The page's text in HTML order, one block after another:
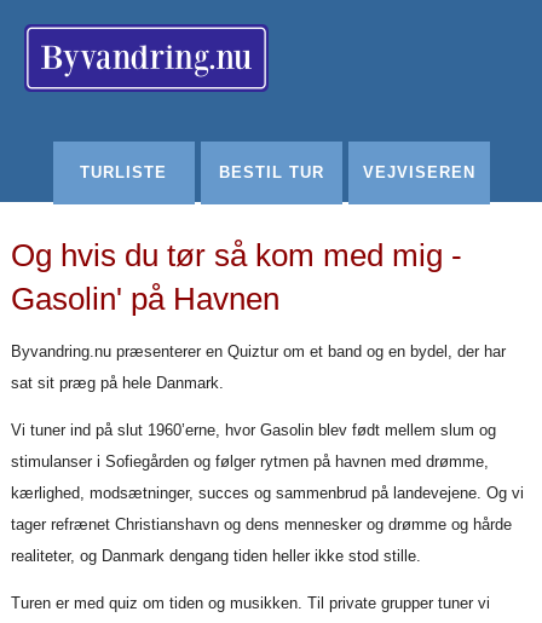
TURLISTE BESTIL TUR VEJVISEREN
Og hvis du tør så kom med mig -
Gasolin' på Havnen
Byvandring.nu præsenterer en Quiztur om et band og en bydel, der har
sat sit præg på hele Danmark.
Vi tuner ind på slut 1960’erne, hvor Gasolin blev født mellem slum og
stimulanser i Sofiegården og følger rytmen på havnen med drømme,
kærlighed, modsætninger, succes og sammenbrud på landevejene. Og vi
tager refrænet Christianshavn og dens mennesker og drømme og hårde
realiteter, og Danmark dengang tiden heller ikke stod stille.
Turen er med quiz om tiden og musikken. Til private grupper tuner vi